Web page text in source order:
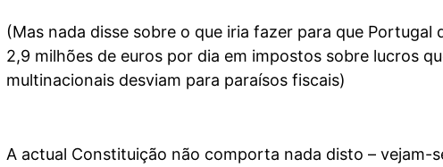
(Mas nada disse sobre o que iria fazer para que Portugal
2,9 milhões de euros por dia em impostos sobre lucros
multinacionais desviam para paraísos fiscais)
A actual Constituição não comporta nada disto – vejam-